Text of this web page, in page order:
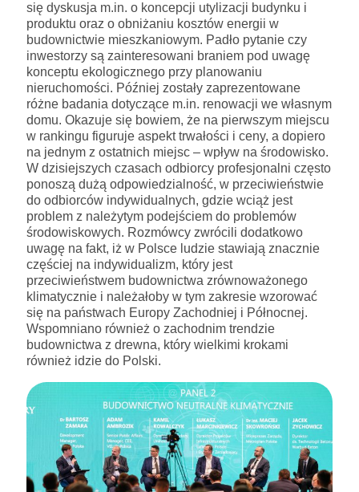
się dyskusja m.in. o koncepcji utylizacji budynku i
produktu oraz o obniżaniu kosztów energii w
budownictwie mieszkaniowym. Padło pytanie czy
inwestorzy są zainteresowani braniem pod uwagę
konceptu ekologicznego przy planowaniu
nieruchomości. Później zostały zaprezentowane
różne badania dotyczące m.in. renowacji we własnym
domu. Okazuje się bowiem, że na pierwszym miejscu
w rankingu figuruje aspekt trwałości i ceny, a dopiero
na jednym z ostatnich miejsc – wpływ na środowisko.
W dzisiejszych czasach odbiorcy profesjonalni często
ponoszą dużą odpowiedzialność, w przeciwieństwie
do odbiorców indywidualnych, gdzie wciąż jest
problem z należytym podejściem do problemów
środowiskowych. Rozmówcy zwrócili dodatkowo
uwagę na fakt, iż w Polsce ludzie stawiają znacznie
częściej na indywidualizm, który jest
przeciwieństwem budownictwa zrównoważonego
klimatycznie i należałoby w tym zakresie wzorować
się na państwach Europy Zachodniej i Północnej.
Wspomniano również o zachodnim trendzie
budownictwa z drewna, który wielkimi krokami
również idzie do Polski.